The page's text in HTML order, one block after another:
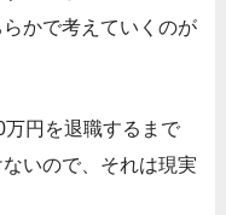
かで考えていくのが
円を退職するまで
いので、それは現実